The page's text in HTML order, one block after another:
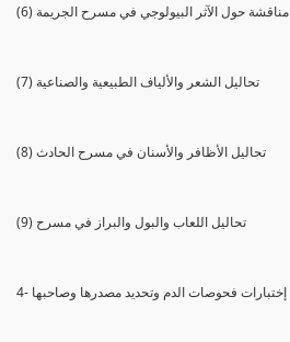
(6) مناقشة حول الآثر البيولوجي في مسرح الجريمة
(7) تحاليل الشعر والألياف الطبيعية والصناعية
(8) تحاليل الأظافر والأسنان في مسرح الحادث
(9) تحاليل اللعاب والبول والبراز في مسرح
4- إختبارات فحوصات الدم وتحديد مصدرها وصاحبها